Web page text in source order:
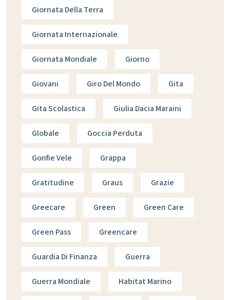
Giornata Della Terra
Giornata Internazionale
Giornata Mondiale Giorno
Giovani Giro Del Mondo Gita
Gita Scolastica Giulia Dacia Maraini
Globale Goccia Perduta
Gonfie Vele Grappa
Gratitudine Graus Grazie
Greecare Green Green Care
Green Pass Greencare
Guardia Di Finanza Guerra
Guerra Mondiale Habitat Marino